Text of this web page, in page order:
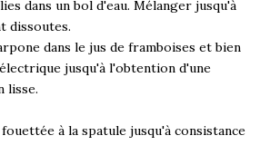
dans un bol d'eau. Mélanger jusqu'à
dissoutes.
dans le jus de framboises et bien
jusqu'à l'obtention d'une
lisse.
à la spatule jusqu'à consistance